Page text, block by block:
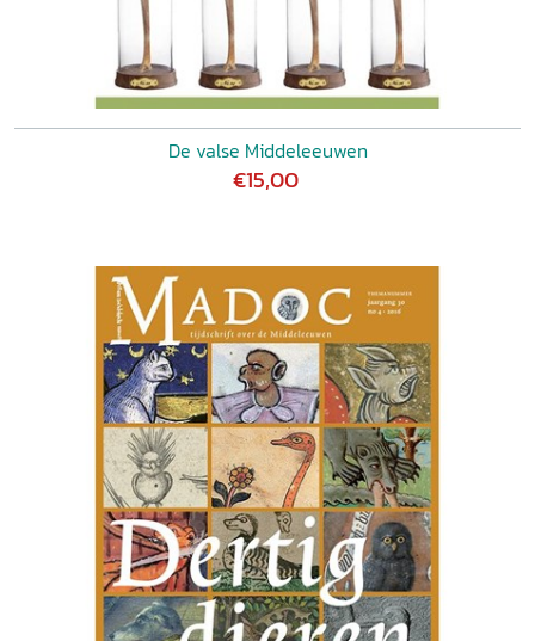
De valse Middeleeuwen
€15,00